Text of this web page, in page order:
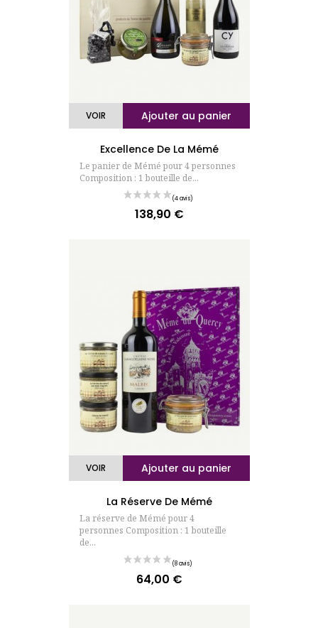
Ajouter au panier
VOIR
Excellence De La Mémé
Le panier de Mémé pour 4 personnes
Composition : 1 bouteille de...
Prix
138,90 €
Ajouter au panier
VOIR
La Réserve De Mémé
La réserve de Mémé pour 4
personnes Composition : 1 bouteille
de...
Prix
64,00 €